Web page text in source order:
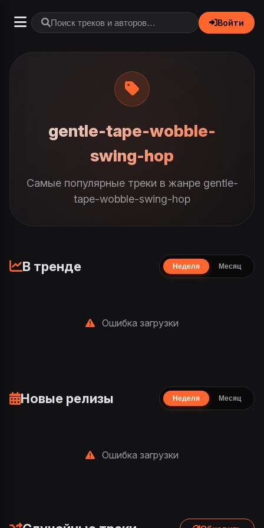
Войти
gentle-tape-wobble-
swing-hop
Самые популярные треки в жанре gentle-
tape-wobble-swing-hop
В тренде Неделя Месяц
Ошибка загрузки
Новые релизы Неделя Месяц
Ошибка загрузки